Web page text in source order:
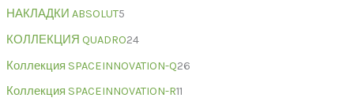
НАКЛАДКИ ABSOLUT5
КОЛЛЕКЦИЯ QUADRO24
Коллекция SPACEINNOVATION-Q26
Коллекция SPACEINNOVATION-R11